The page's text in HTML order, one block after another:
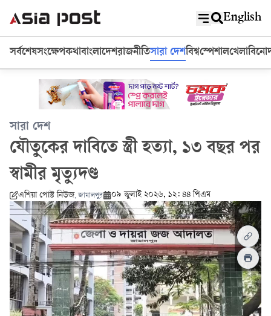
English
সর্বশেষসংক্ষেপকথাবাংলাদেশরাজনীতিসারা দেশবিশ্বস্পেশালখেলা
সারা দেশ
যৌতুকের দাবিতে স্ত্রী হত্যা, ১৩ বছর পর
স্বামীর মৃত্যুদণ্ড
এশিয়া পোস্ট নিউজ,জামালপুর ০৯ জুলাই ২০২৬, ১২: ৪৪ পিএম